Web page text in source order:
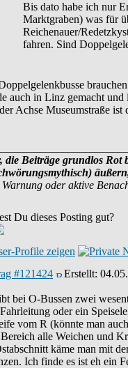
Bis dato habe ich nur
Marktgraben) was für
Reichenauer/
fahren. Sind
auch in Linz gemacht und
Achse Museumstraße
die Beiträge grundlos Rot
Warnung oder aktive
Du dieses Posting gut?
#121424 Erstellt:
bei O-Bussen zwei
oder ein
vom R (könnte man
alle Weichen und
käme man mit
Ich finde es ist eh ein